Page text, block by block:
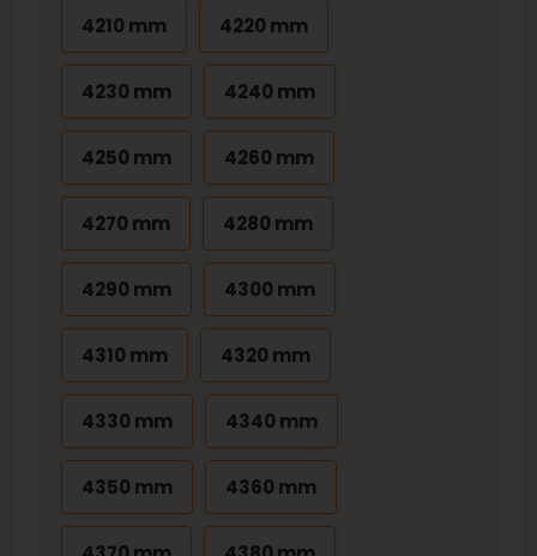
4210 mm 4220 mm
4230 mm 4240 mm
4250 mm 4260 mm
4270 mm 4280 mm
4290 mm 4300 mm
4310 mm 4320 mm
4330 mm 4340 mm
4350 mm 4360 mm